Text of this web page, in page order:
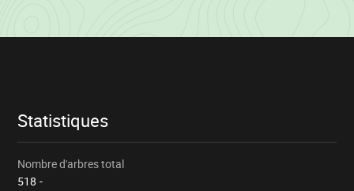
Informations
Statistiques
Nombre d'arbres total
518 -